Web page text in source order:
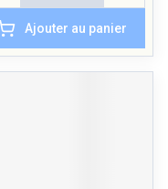
Ajouter au panier